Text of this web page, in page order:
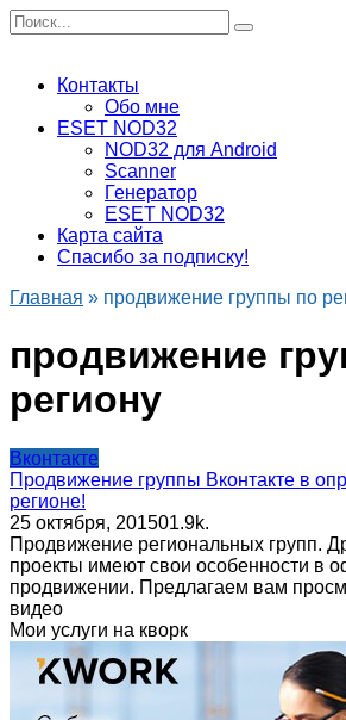
Перейти
к
Search
for:
Контакты
Обо мне
ESET NOD32
NOD32 для Android
Scanner
Генератор
ESET NOD32
Карта сайта
Спасибо за подписку!
Главная » продвижение группы по
продвижение
региону
Вконтакте
Продвижение группы Вконтакте в
регионе!
25 октября, 201501.9k.
Продвижение региональных групп.
проекты имеют свои особенности в
продвижении. Предлагаем вам
видео
Мои услуги на кворк